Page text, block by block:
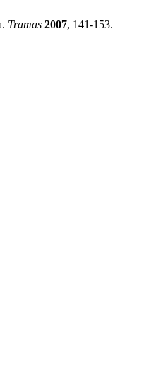
Tramas 2007, 141-153.